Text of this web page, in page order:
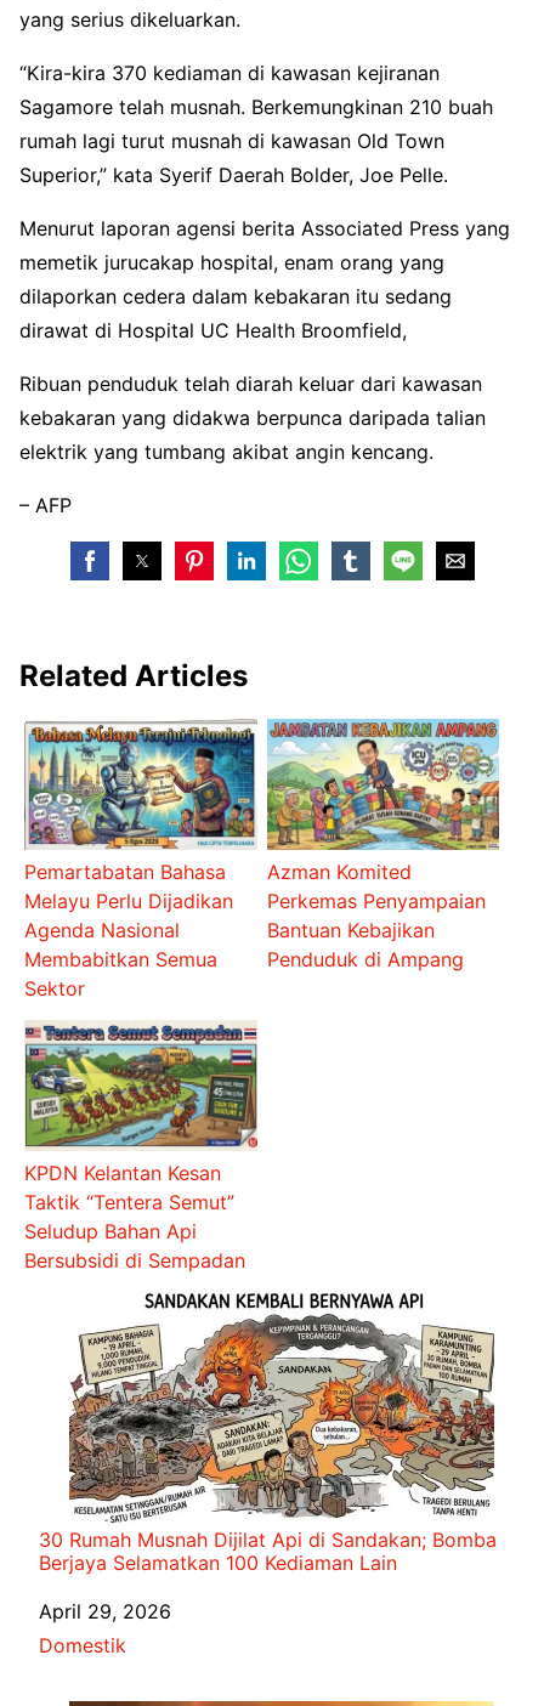
yang serius dikeluarkan.
“Kira-kira 370 kediaman di kawasan kejiranan
Sagamore telah musnah. Berkemungkinan 210 buah
rumah lagi turut musnah di kawasan Old Town
Superior,” kata Syerif Daerah Bolder, Joe Pelle.
Menurut laporan agensi berita Associated Press yang
memetik jurucakap hospital, enam orang yang
dilaporkan cedera dalam kebakaran itu sedang
dirawat di Hospital UC Health Broomfield,
Ribuan penduduk telah diarah keluar dari kawasan
kebakaran yang didakwa berpunca daripada talian
elektrik yang tumbang akibat angin kencang.
– AFP
Related Articles
Pemartabatan Bahasa
Melayu Perlu Dijadikan
Agenda Nasional
Membabitkan Semua
Sektor
Azman Komited
Perkemas Penyampaian
Bantuan Kebajikan
Penduduk di Ampang
KPDN Kelantan Kesan
Taktik “Tentera Semut”
Seludup Bahan Api
Bersubsidi di Sempadan
30 Rumah Musnah Dijilat Api di Sandakan; Bomba
Berjaya Selamatkan 100 Kediaman Lain
Date
April 29, 2026
In relation to
Domestik